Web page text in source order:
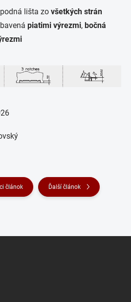
lišta zo všetkých strán
piatimi výrezmi, bočná
článok Ďalší článok